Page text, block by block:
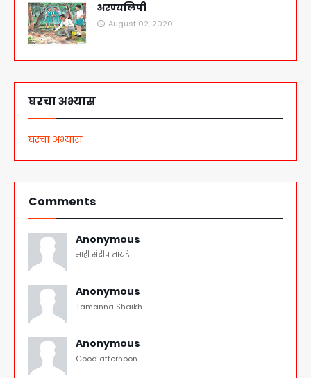
अरण्यलिपी
August 02, 2020
घरचा अभ्यास
घरचा अभ्यास
Comments
Anonymous
माही संदीप तायडे
Anonymous
Tamanna Shaikh
Anonymous
Good afternoon